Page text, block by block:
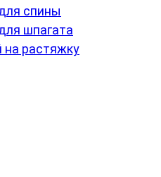
спины
шпагата
на растяжку